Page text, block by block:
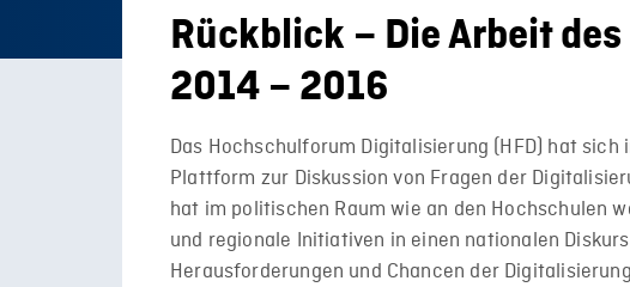
Rückblick – Die Arbeit
2014 – 2016
Das Hochschulforum Digitalisierung (HFD) hat
Plattform zur Diskussion von Fragen der
hat im politischen Raum wie an den Hochschulen
und regionale Initiativen in einen nationalen
Herausforderungen und Chancen der